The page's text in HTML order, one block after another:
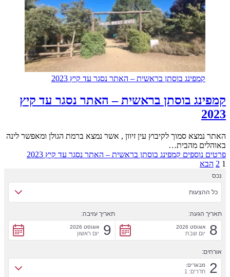
קמפינג בוסתן בראשית – האתר נסגר עד קיץ 2023
קמפינג בוסתן בראשית – האתר נסגר עד קיץ
2023
האתר נמצא סמוך לקיבוץ עין זיוון , אשר נמצא ברמת הגולן ומאפשר לינה
באוהלים מהבית…
פרטים נוספים קמפינג בוסתן בראשית – האתר נסגר עד קיץ 2023
1
2 הבא
נכס
כל ההצעות
תאריך הגעה:
8 אוגוסט 2026
יום שבת
תאריך עזיבה:
9 אוגוסט 2026
יום ראשון
אורחים:
2 מבוגרים:
חדרים: 1